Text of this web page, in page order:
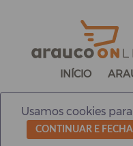
INÍCIO
Usamos cookies
CONTINUAR E